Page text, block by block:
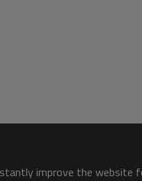
improve the website